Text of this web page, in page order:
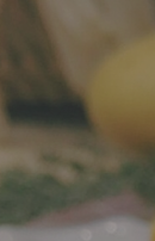
e aromi